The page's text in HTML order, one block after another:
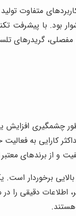
متفاوت
بود. با پیشرفت
مفصلی،
افزایش
کارایی به
و از برندهای
بالایی
اطلاعات دقیقی
هستند.